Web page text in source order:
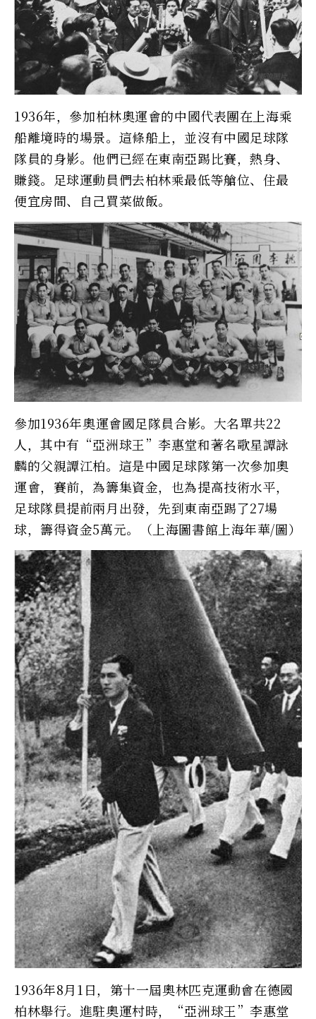
1936年，參加柏林奧運會的中國代表團在上海乘
船離境時的場景。這條船上，並沒有中國足球隊
隊員的身影。他們已經在東南亞踢比賽，熱身、
賺錢。足球運動員們去柏林乘最低等艙位、住最
便宜房間、自己買菜做飯。
參加1936年奧運會國足隊員合影。大名單共22
人，其中有“亞洲球王”李惠堂和著名歌星譚詠
麟的父親譚江柏。這是中國足球隊第一次參加奧
運會，賽前，為籌集資金，也為提高技術水平，
足球隊員提前兩月出發，先到東南亞踢了27場
球，籌得資金5萬元。（上海圖書館上海年華/圖）
1936年8月1日，第十一屆奧林匹克運動會在德國
柏林舉行。進駐奧運村時，“亞洲球王”李惠堂